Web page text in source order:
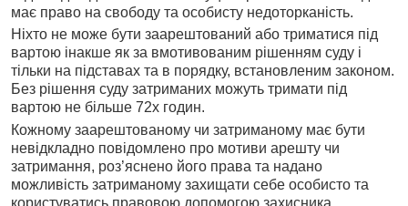
має право на свободу та особисту недоторканість.
Ніхто не може бути заарештований або триматися під
вартою інакше як за вмотивованим рішенням суду і
тільки на підставах та в порядку, встановленим законом.
Без рішення суду затриманих можуть тримати під
вартою не більше 72х годин.
Кожному заарештованому чи затриманому має бути
невідкладно повідомлено про мотиви арешту чи
затримання, роз’яснено його права та надано
можливість затриманому захищати себе особисто та
користуватись правовою допомогою захисника